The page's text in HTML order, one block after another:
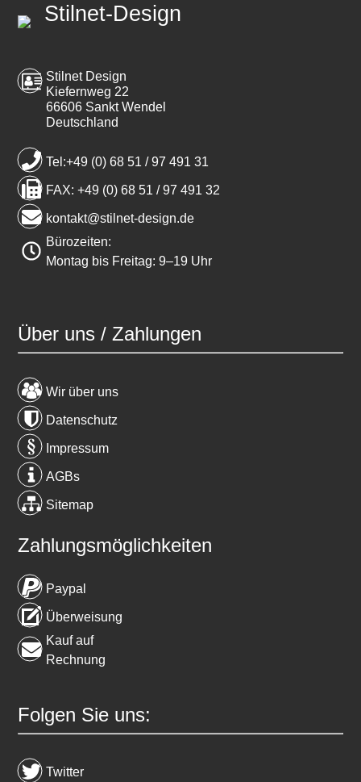
Stilnet-Design
Stilnet Design
Kiefernweg 22
66606 Sankt Wendel
Deutschland
Tel:+49 (0) 68 51 / 97 491 31
FAX: +49 (0) 68 51 / 97 491 32
kontakt@stilnet-design.de
Bürozeiten:
Montag bis Freitag: 9–19 Uhr
Über uns / Zahlungen
Wir über uns
Datenschutz
Impressum
AGBs
Sitemap
Zahlungsmöglichkeiten
Paypal
Überweisung
Kauf auf
Rechnung
Folgen Sie uns:
Twitter